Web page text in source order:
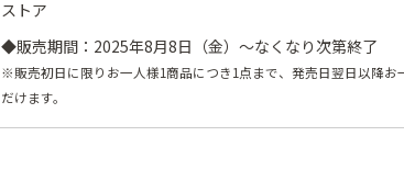
ストア
◆販売期間：2025年8月8日（金）～なくなり次第終了
※販売初日に限りお一人様1商品につき1点まで、発売日翌日以降お
だけます。